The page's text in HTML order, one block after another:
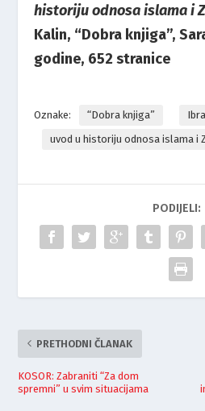
historiju odnosa islama i
Kalin, “Dobra knjiga”,
godine, 652 stranice
Oznake: “Dobra knjiga”
uvod u historiju odnosa islama i
PODIJELI:
PRETHODNI ČLANAK
KOSOR: Zabraniti “Za dom
spremni” u svim situacijama